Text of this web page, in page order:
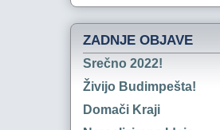
ZADNJE OBJAVE
Srečno 2022!
Živijo Budimpešta!
Domači Kraji